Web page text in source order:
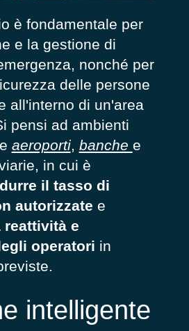
è fondamentale per
e la gestione di
nonché per
delle persone
all'interno di un'area
pensi ad ambienti
aeroporti, banche e
in cui è
il tasso di
autorizzate e
reattività e
operatori in
intelligente